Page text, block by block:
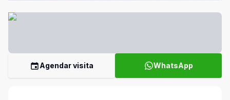
Agendar visita WhatsApp